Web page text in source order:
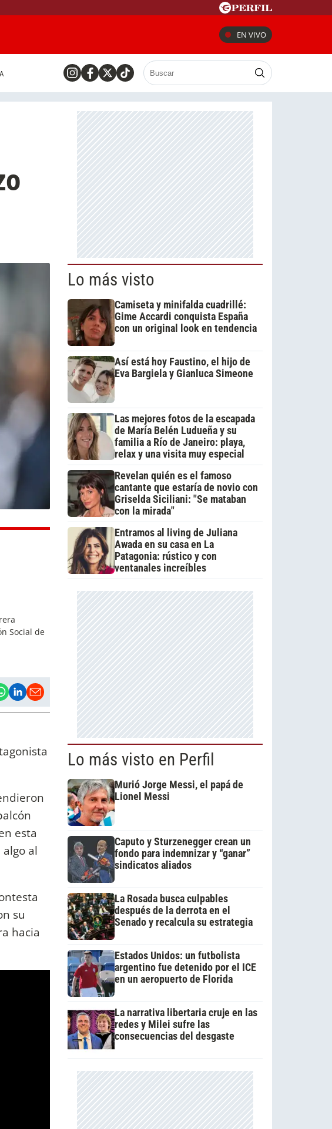
EN VIVO
Social de
esta
al
su
hacia
Lo más visto
Camiseta y minifalda cuadrillé:
Gime Accardi conquista España
con un original look en tendencia
Así está hoy Faustino, el hijo de
Eva Bargiela y Gianluca Simeone
Las mejores fotos de la escapada
de María Belén Ludueña y su
familia a Río de Janeiro: playa,
relax y una visita muy especial
Revelan quién es el famoso
cantante que estaría de novio con
Griselda Siciliani: "Se mataban
con la mirada"
Entramos al living de Juliana
Awada en su casa en La
Patagonia: rústico y con
ventanales increíbles
Lo más visto en Perfil
Murió Jorge Messi, el papá de
Lionel Messi
Caputo y Sturzenegger crean un
fondo para indemnizar y “ganar”
sindicatos aliados
La Rosada busca culpables
después de la derrota en el
Senado y recalcula su estrategia
Estados Unidos: un futbolista
argentino fue detenido por el ICE
en un aeropuerto de Florida
La narrativa libertaria cruje en las
redes y Milei sufre las
consecuencias del desgaste